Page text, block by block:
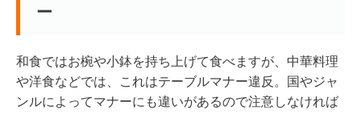
ー
和食ではお椀や小鉢を持ち上げて食べますが、中華料理
や洋食などでは、これはテーブルマナー違反。国やジャ
ンルによってマナーにも違いがあるので注意しなければ